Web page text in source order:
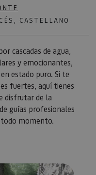
CASTELLANO
cascadas de agua,
y emocionantes,
estado puro. Si te
fuertes, aquí tienes
disfrutar de la
guías profesionales
momento.